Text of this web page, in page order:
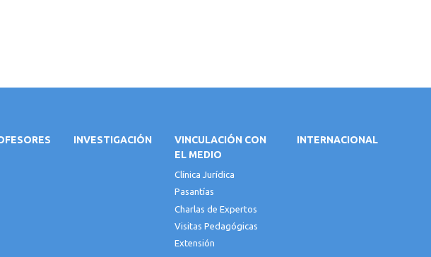
INVESTIGACIÓN
VINCULACIÓN CON
EL MEDIO
Clínica Jurídica
Pasantías
Charlas de Expertos
Visitas Pedagógicas
Extensión
INTERNACIONAL